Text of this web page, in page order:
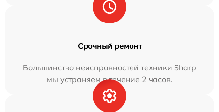
Срочный ремонт
Большинство неисправностей техники Sharp
мы устраняем в течение 2 часов.